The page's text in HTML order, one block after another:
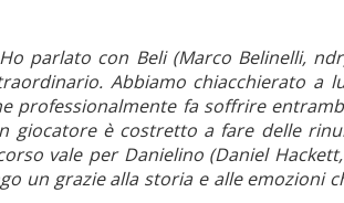
parlato con Beli (Marco Belinelli,
Abbiamo chiacchierato a
professionalmente fa soffrire
giocatore è costretto a fare delle
vale per Danielino (Daniel Hackett,
un grazie alla storia e alle emozioni